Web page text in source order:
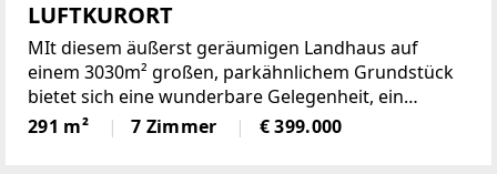
LUFTKURORT
MIt diesem äußerst geräumigen Landhaus auf
einem 3030m² großen, parkähnlichem Grundstück
bietet sich eine wunderbare Gelegenheit, ein
einmaliges Domizil in der beliebten Gemeinde
Krumbach zu schaffen!Das 1972 in Ziegelbauweise
291 m² 7 Zimmer € 399.000